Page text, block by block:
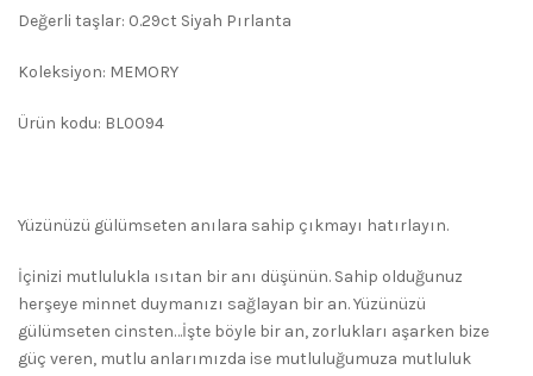
Değerli taşlar: 0.29ct Siyah Pırlanta
Koleksiyon: MEMORY
Ürün kodu: BL0094
Yüzünüzü gülümseten anılara sahip çıkmayı hatırlayın.
İçinizi mutlulukla ısıtan bir anı düşünün. Sahip olduğunuz
herşeye minnet duymanızı sağlayan bir an. Yüzünüzü
gülümseten cinsten…İşte böyle bir an, zorlukları aşarken bize
güç veren, mutlu anlarımızda ise mutluluğumuza mutluluk